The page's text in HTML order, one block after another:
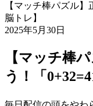
【マッチ棒パズル
脳トレ】
2025年5月30日
【マッチ棒
う！「